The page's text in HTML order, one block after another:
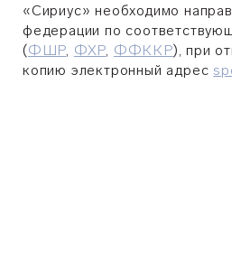
«Сириус» необходимо
федерации по
(ФШР, ФХР, ФФККР), при
копию электронный адрес